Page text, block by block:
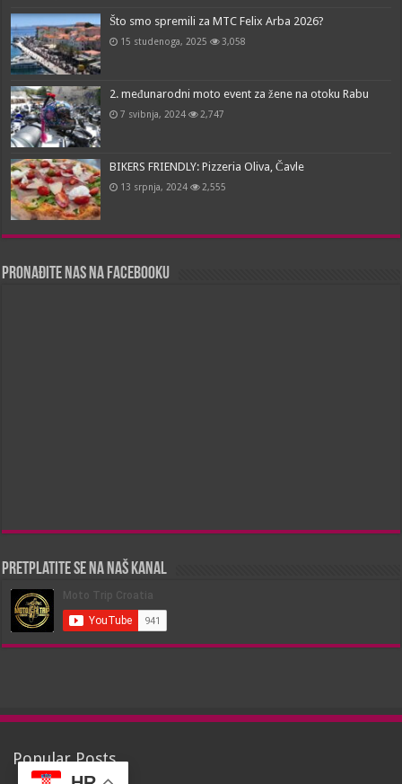
Što smo spremili za MTC Felix Arba 2026?
15 studenoga, 2025 3,058
2. međunarodni moto event za žene na otoku Rabu
7 svibnja, 2024 2,747
BIKERS FRIENDLY: Pizzeria Oliva, Čavle
13 srpnja, 2024 2,555
Pronađite nas na Facebooku
Pretplatite se na naš kanal
Popular Posts